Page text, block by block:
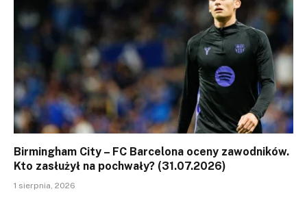
Birmingham City – FC Barcelona oceny zawodników.
Kto zasłużył na pochwały? (31.07.2026)
1 sierpnia, 2026